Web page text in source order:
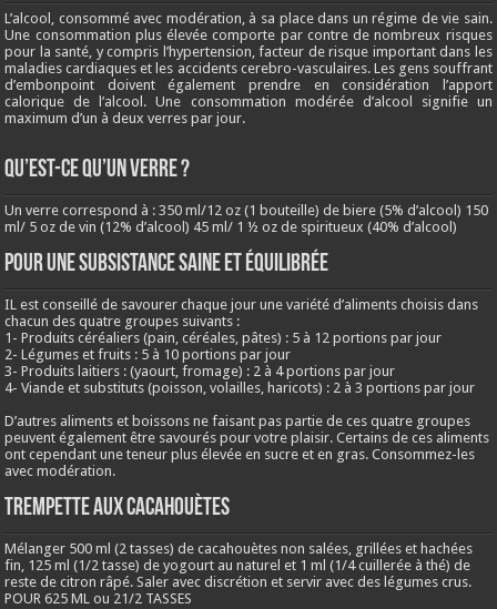
L’alcool, consommé avec modération, à sa place dans un régime de vie sain.
Une consommation plus élevée comporte par contre de nombreux risques
pour la santé, y compris l’hypertension, facteur de risque important dans les
maladies cardiaques et les accidents cerebro-vasculaires. Les gens souffrant
d’embonpoint doivent également prendre en considération l’apport
calorique de l’alcool. Une consommation modérée d’alcool signifie un
maximum d’un à deux verres par jour.
QU’EST-CE QU’UN VERRE ?
Un verre correspond à : 350 ml/12 oz (1 bouteille) de biere (5% d’alcool) 150
ml/ 5 oz de vin (12% d’alcool) 45 ml/ 1 ½ oz de spiritueux (40% d’alcool)
Pour une subsistance saine et équilibrée
IL est conseillé de savourer chaque jour une variété d’aliments choisis dans
chacun des quatre groupes suivants :
1- Produits céréaliers (pain, céréales, pâtes) : 5 à 12 portions par jour
2- Légumes et fruits : 5 à 10 portions par jour
3- Produits laitiers : (yaourt, fromage) : 2 à 4 portions par jour
4- Viande et substituts (poisson, volailles, haricots) : 2 à 3 portions par jour
D’autres aliments et boissons ne faisant pas partie de ces quatre groupes
peuvent également être savourés pour votre plaisir. Certains de ces aliments
ont cependant une teneur plus élevée en sucre et en gras. Consommez-les
avec modération.
Trempette aux cacahouètes
Mélanger 500 ml (2 tasses) de cacahouètes non salées, grillées et hachées
fin, 125 ml (1/2 tasse) de yogourt au naturel et 1 ml (1/4 cuillerée à thé) de
reste de citron râpé. Saler avec discrétion et servir avec des légumes crus.
POUR 625 ML ou 21/2 TASSES